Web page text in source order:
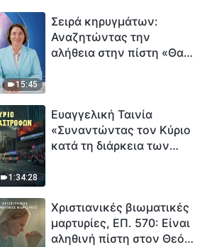
15:45
Σειρά κηρυγμάτων:
Αναζητώντας την
αλήθεια στην πίστη «Θα
1:34:28
Ευαγγελική Ταινία
«Συναντώντας τον Κύριο
κατά τη διάρκεια των
εξαφάνισης». Οι
καταστροφές χτυπούν.
Ξεκινά η αντίστροφη
Χριστιανικές βιωματικές
μαρτυρίες, ΕΠ. 570: Είναι
αληθινή πίστη στον Θεό